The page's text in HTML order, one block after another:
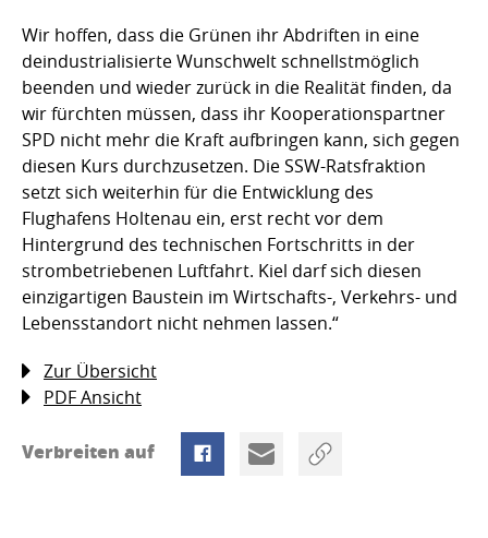
Wir hoffen, dass die Grünen ihr Abdriften in eine
deindustrialisierte Wunschwelt schnellstmöglich
beenden und wieder zurück in die Realität finden, da
wir fürchten müssen, dass ihr Kooperationspartner
SPD nicht mehr die Kraft aufbringen kann, sich gegen
diesen Kurs durchzusetzen. Die SSW-Ratsfraktion
setzt sich weiterhin für die Entwicklung des
Flughafens Holtenau ein, erst recht vor dem
Hintergrund des technischen Fortschritts in der
strombetriebenen Luftfahrt. Kiel darf sich diesen
einzigartigen Baustein im Wirtschafts-, Verkehrs- und
Lebensstandort nicht nehmen lassen.“
Zur Übersicht
PDF Ansicht
Verbreiten auf